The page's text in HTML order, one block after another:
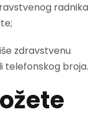
radnika
zdravstvenu
telefonskog broja.